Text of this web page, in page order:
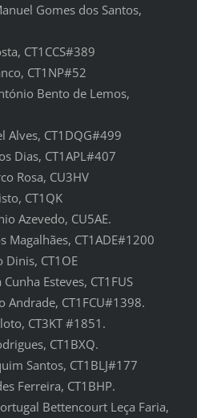
Gomes dos Santos,
CT1CCS#389
CT1NP#52
Bento de Lemos,
Alves, CT1DQG#499
Dias, CT1APL#407
Rosa, CU3HV
CT1QK
Azevedo, CU5AE.
Magalhães, CT1ADE#1200
CT1OE
Esteves, CT1FUS
Andrade, CT1FCU#1398.
CT3KT #1851.
CT1BXQ.
Santos, CT1BLJ#177
Ferreira, CT1BHP.
Bettencourt Leça Faria,